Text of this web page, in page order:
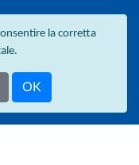
la corretta
OK